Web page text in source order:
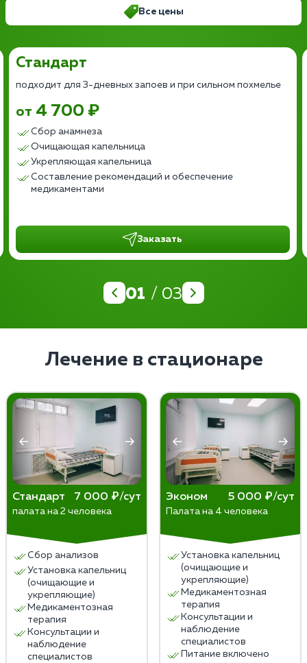
Все цены
Стандарт
подходит для 3-дневных запоев и при сильном похмелье
от 4 700 ₽
Сбор анамнеза
Очищающая капельница
Укрепляющая капельница
Составление рекомендаций и обеспечение
медикаментами
Заказать
01 / 03
Лечение в стационаре
Стандарт 7 000 ₽/сут
палата на 2 человека
Сбор анализов
Установка капельниц
(очищающие и
укрепляющие)
Медикаментозная
терапия
Консультации и
наблюдение
специалистов
Эконом 5 000 ₽/сут
Палата на 4 человека
Установка капельниц
(очищающие и
укрепляющие)
Медикаментозная
терапия
Консультации и
наблюдение
специалистов
Питание включено